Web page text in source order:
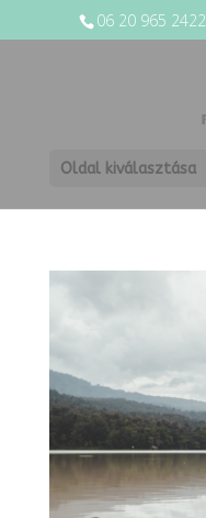
06 20 965 2422
Oldal kiválasztása